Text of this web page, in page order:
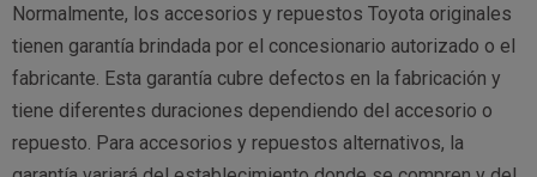
Normalmente, los accesorios y repuestos Toyota originales
tienen garantía brindada por el concesionario autorizado o el
fabricante. Esta garantía cubre defectos en la fabricación y
tiene diferentes duraciones dependiendo del accesorio o
repuesto. Para accesorios y repuestos alternativos, la